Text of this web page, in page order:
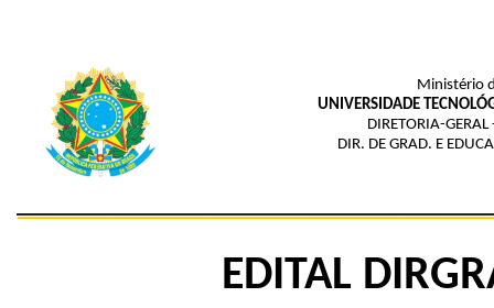
Ministério
UNIVERSIDADE
DIRETORIA-
DIR. DE GRAD. E
EDITAL